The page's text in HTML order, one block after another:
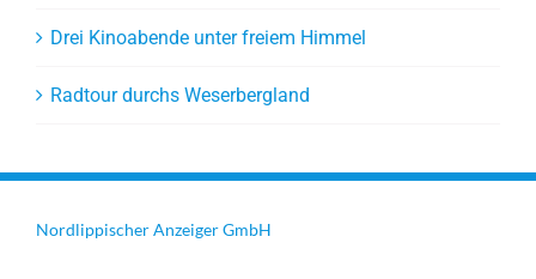
Drei Kinoabende unter freiem Himmel
Radtour durchs Weserbergland
Nordlippischer Anzeiger GmbH